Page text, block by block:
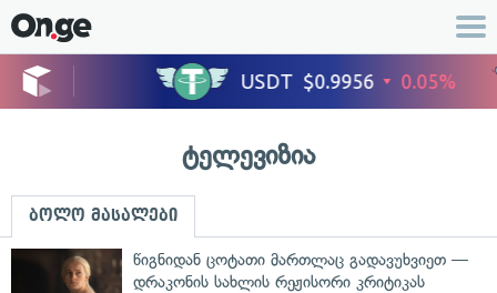
ტელევიზია
ბოლო მასალები
წიგნიდან ცოტათი მართლაც გადავუხვიეთ —
დრაკონის სახლის რეჟისორი კრიტიკას